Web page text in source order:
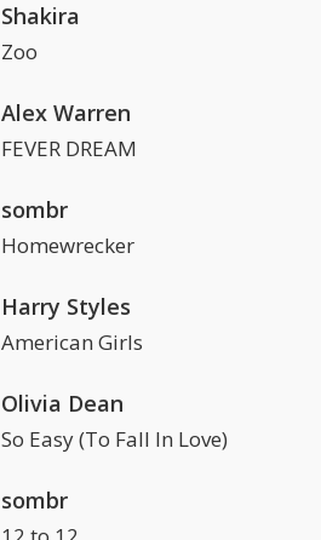
Shakira
Zoo
Alex Warren
FEVER DREAM
sombr
Homewrecker
Harry Styles
American Girls
Olivia Dean
So Easy (To Fall In Love)
sombr